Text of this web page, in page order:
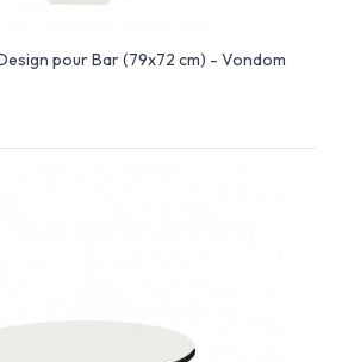
pour Bar (79x72 cm) - Vondom